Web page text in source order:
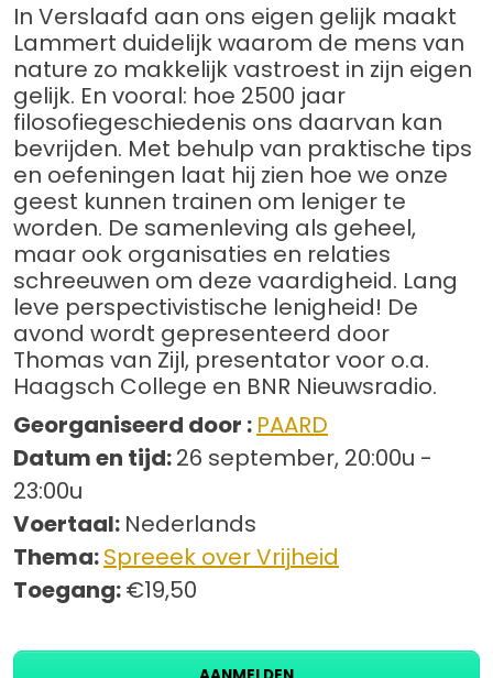
In Verslaafd aan ons eigen gelijk maakt
Lammert duidelijk waarom de mens van
nature zo makkelijk vastroest in zijn eigen
gelijk. En vooral: hoe 2500 jaar
filosofiegeschiedenis ons daarvan kan
bevrijden. Met behulp van praktische tips
en oefeningen laat hij zien hoe we onze
geest kunnen trainen om leniger te
worden. De samenleving als geheel,
maar ook organisaties en relaties
schreeuwen om deze vaardigheid. Lang
leve perspectivistische lenigheid! De
avond wordt gepresenteerd door
Thomas van Zijl, presentator voor o.a.
Haagsch College en BNR Nieuwsradio.
Georganiseerd door : PAARD
Datum en tijd:26 september, 20:00u -
23:00u
Voertaal: Nederlands
Thema:Spreeek over Vrijheid
Toegang:€19,50